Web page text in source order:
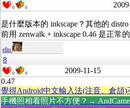
0 0
是什麼版本的 inkscape？其他的
前用 zenwalk + inkscape 0.46 是正常的
eliu
8
0 0 2009-11-15
0.47
覺得Android中文輸入法(注音、倉頡
手機照相看照片不方便？→